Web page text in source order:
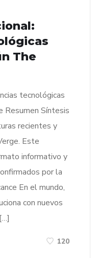
The
tecnológicas
Resumen Síntesis
recientes y
Este
informativo y
por la
En el mundo,
con nuevos
120